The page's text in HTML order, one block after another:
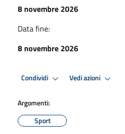
8 novembre 2026
Data fine:
8 novembre 2026
Condividi Vedi azioni
Argomenti:
Sport